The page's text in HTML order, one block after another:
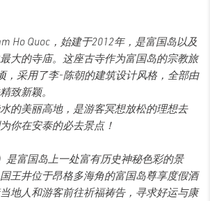
Ho Quoc，始建于2012年，是富国岛以及
大的寺庙。这座古寺作为富国岛的宗教旅
，采用了李-陈朝的建筑设计风格，全部由
致新颖。
的美丽高地，是游客冥想放松的理想去
你在安泰的必去景点！
是富国岛上一处富有历史神秘色彩的景
王井位于昂格多海角的富国岛尊享度假酒
地人和游客前往祈福祷告，寻求好运与康